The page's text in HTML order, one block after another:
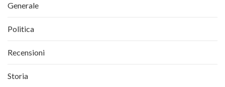
Generale
Politica
Recensioni
Storia